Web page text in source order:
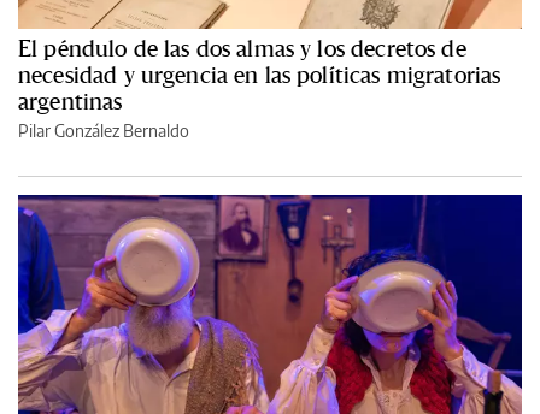
El péndulo de las dos almas y los decretos de
necesidad y urgencia en las políticas migratorias
argentinas
Pilar González Bernaldo